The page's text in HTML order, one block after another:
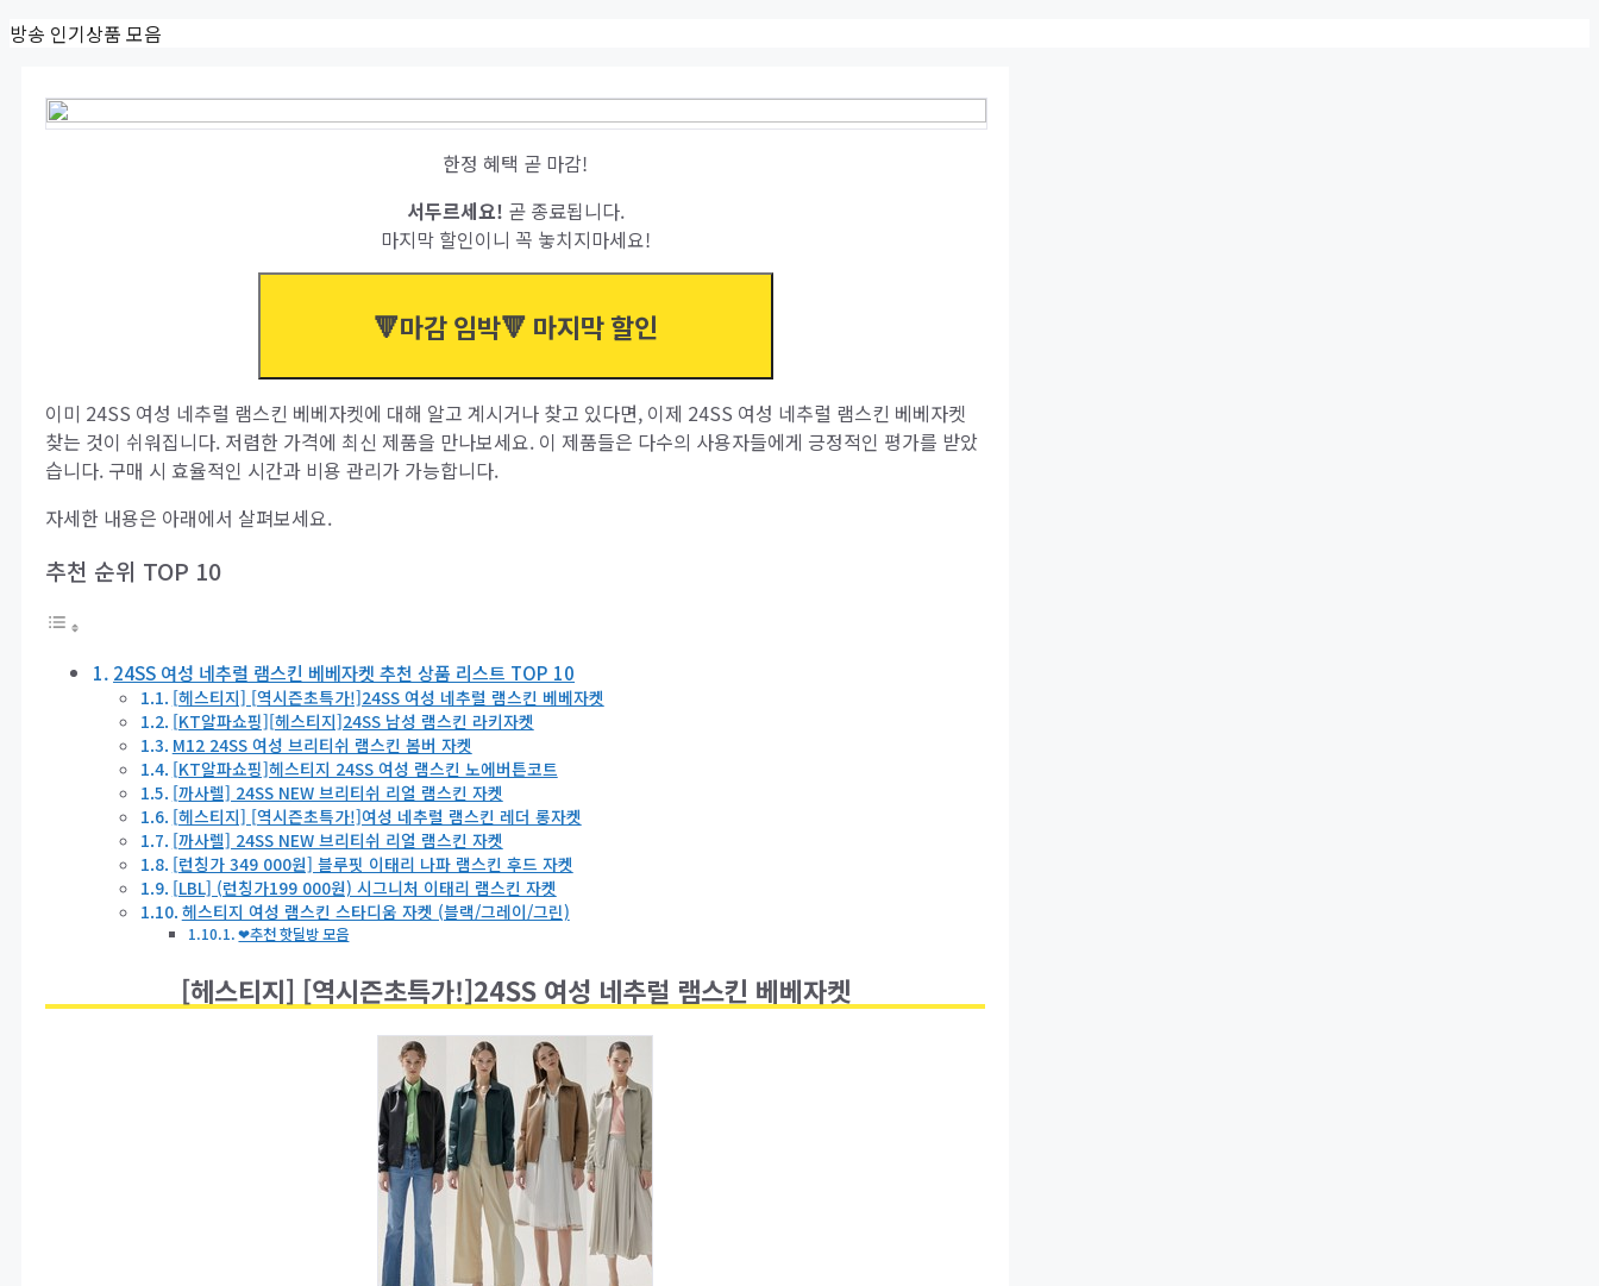
Skip
방송 인기상품 모음
한정 혜택 곧 마감!
서두르세요! 곧 종료됩니다.
마지막 할인이니 꼭 놓치지마세요!
🔻마감 임박🔻 마지막 할인
이미 24SS 여성 네추럴 램스킨 베베자켓에 대해 알고 계시거나 찾고 있다면, 이제 24SS 여성 네추럴 램스킨 베베자켓
찾는 것이 쉬워집니다. 저렴한 가격에 최신 제품을 만나보세요. 이 제품들은 다수의 사용자들에게 긍정적인 평가를 받았
습니다. 구매 시 효율적인 시간과 비용 관리가 가능합니다.
자세한 내용은 아래에서 살펴보세요.
추천 순위 TOP 10
24SS 여성 네추럴 램스킨 베베자켓 추천 상품 리스트 TOP 10
[헤스티지] [역시즌초특가!]24SS 여성 네추럴 램스킨 베베자켓
[KT알파쇼핑][헤스티지]24SS 남성 램스킨 라키자켓
M12 24SS 여성 브리티쉬 램스킨 봄버 자켓
[KT알파쇼핑]헤스티지 24SS 여성 램스킨 노에버튼코트
[까사렐] 24SS NEW 브리티쉬 리얼 램스킨 자켓
[헤스티지] [역시즌초특가!]여성 네추럴 램스킨 레더 롱자켓
[까사렐] 24SS NEW 브리티쉬 리얼 램스킨 자켓
[런칭가 349 000원] 블루핏 이태리 나파 램스킨 후드 자켓
[LBL] (런칭가199 000원) 시그니처 이태리 램스킨 자켓
헤스티지 여성 램스킨 스타디움 자켓 (블랙/그레이/그린)
❤추천 핫딜방 모음
[헤스티지] [역시즌초특가!]24SS 여성 네추럴 램스킨 베베자켓